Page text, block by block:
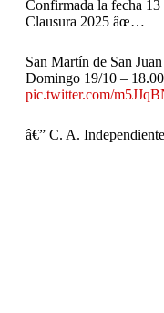
Confirmada la fecha 13
Clausura 2025 âœ…
San Martín de San
Domingo 19/10 – 18.00
pic.twitter.com/
â€” C. A.